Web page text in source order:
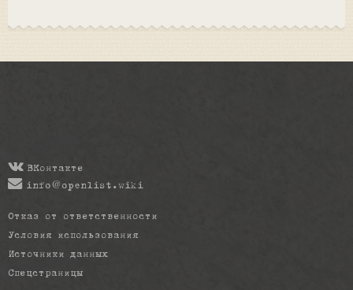
ВКонтакте
info@openlist.wiki
Отказ от ответственности
Условия использования
Источники данных
Спецстраницы